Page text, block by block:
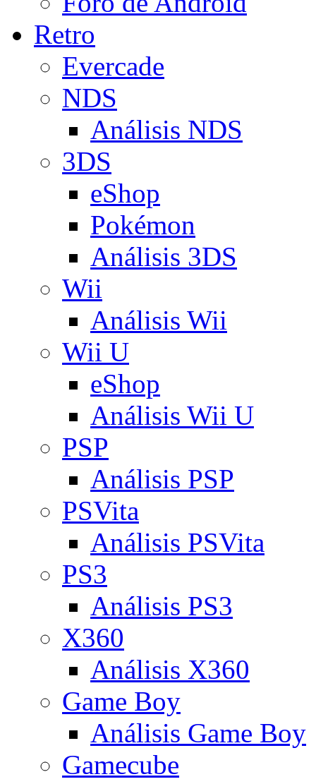
Retro
Evercade
NDS
Análisis NDS
3DS
eShop
Pokémon
Análisis 3DS
Wii
Análisis Wii
Wii U
eShop
Análisis Wii U
PSP
Análisis PSP
PSVita
Análisis PSVita
PS3
Análisis PS3
X360
Análisis X360
Game Boy
Análisis Game Boy
Gamecube